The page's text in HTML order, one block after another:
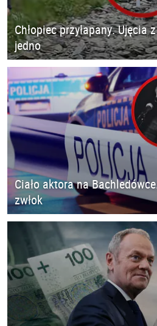
Chłopiec przyłapany. Ujęcia
jedno
Ciało aktora na
zwłok